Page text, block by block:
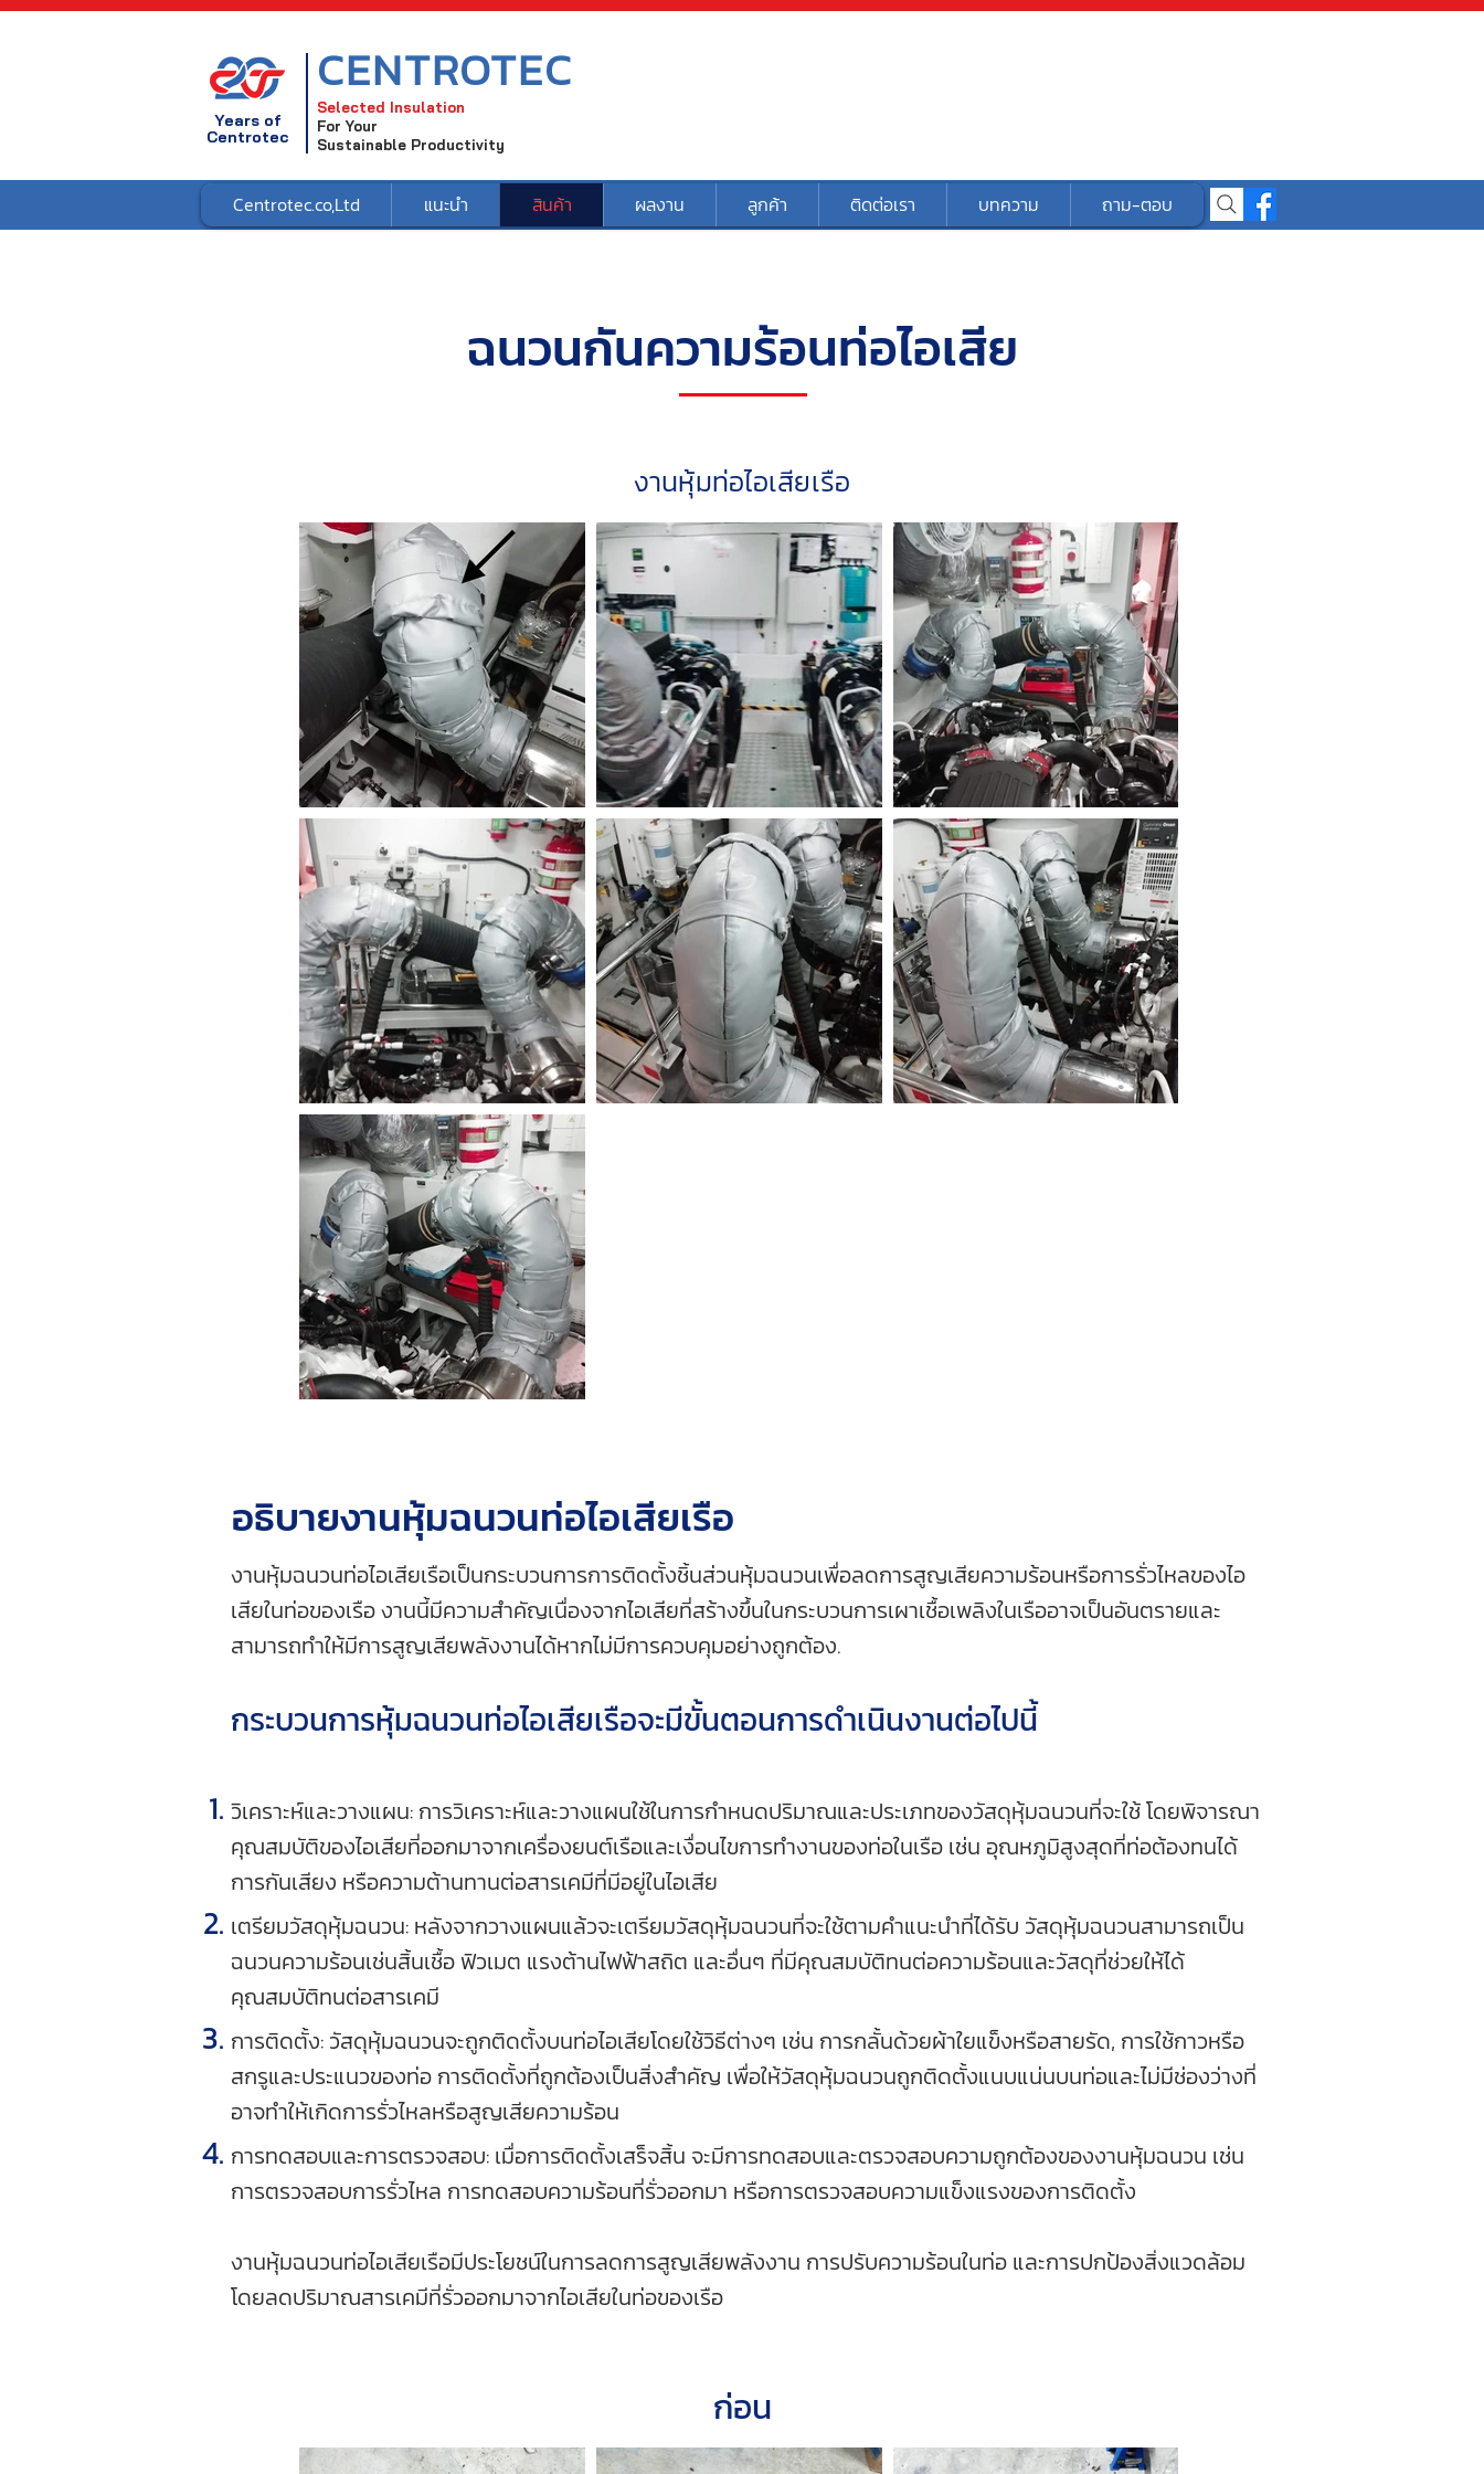
Years of
Centrotec
CENTROTEC
Selected Insulation
For Your
Sustainable Productivity
Centrotec.co,Ltd แนะนำ สินค้า ผลงาน ลูกค้า ติดต่อเรา บทความ ถาม-ตอบ
ฉนวนกันความร้อนท่อไอเสีย
งานหุ้มท่อไอเสียเรือ
อธิบายงานหุ้มฉนวนท่อไอเสียเรือ
งานหุ้มฉนวนท่อไอเสียเรือเป็นกระบวนการการติดตั้งชิ้นส่วนหุ้มฉนวนเพื่อลดการสูญเสียความร้อนหรือการรั่วไหลของไอ
เสียในท่อของเรือ งานนี้มีความสำคัญเนื่องจากไอเสียที่สร้างขึ้นในกระบวนการเผาเชื้อเพลิงในเรืออาจเป็นอันตรายและ
สามารถทำให้มีการสูญเสียพลังงานได้หากไม่มีการควบคุมอย่างถูกต้อง.
กระบวนการหุ้มฉนวนท่อไอเสียเรือจะมีขั้นตอนการดำเนินงานต่อไปนี้
วิเคราะห์และวางแผน: การวิเคราะห์และวางแผนใช้ในการกำหนดปริมาณและประเภทของวัสดุหุ้มฉนวนที่จะใช้ โดยพิจารณา
คุณสมบัติของไอเสียที่ออกมาจากเครื่องยนต์เรือและเงื่อนไขการทำงานของท่อในเรือ เช่น อุณหภูมิสูงสุดที่ท่อต้องทนได้
การกันเสียง หรือความต้านทานต่อสารเคมีที่มีอยู่ในไอเสีย
เตรียมวัสดุหุ้มฉนวน: หลังจากวางแผนแล้วจะเตรียมวัสดุหุ้มฉนวนที่จะใช้ตามคำแนะนำที่ได้รับ วัสดุหุ้มฉนวนสามารถเป็น
ฉนวนความร้อนเช่นสิ้นเชื้อ ฟิวเมต แรงต้านไฟฟ้าสถิต และอื่นๆ ที่มีคุณสมบัติทนต่อความร้อนและวัสดุที่ช่วยให้ได้
คุณสมบัติทนต่อสารเคมี
การติดตั้ง: วัสดุหุ้มฉนวนจะถูกติดตั้งบนท่อไอเสียโดยใช้วิธีต่างๆ เช่น การกลั้นด้วยผ้าใยแข็งหรือสายรัด, การใช้กาวหรือ
สกรูและประแนวของท่อ การติดตั้งที่ถูกต้องเป็นสิ่งสำคัญ เพื่อให้วัสดุหุ้มฉนวนถูกติดตั้งแนบแน่นบนท่อและไม่มีช่องว่างที่
อาจทำให้เกิดการรั่วไหลหรือสูญเสียความร้อน
การทดสอบและการตรวจสอบ: เมื่อการติดตั้งเสร็จสิ้น จะมีการทดสอบและตรวจสอบความถูกต้องของงานหุ้มฉนวน เช่น
การตรวจสอบการรั่วไหล การทดสอบความร้อนที่รั่วออกมา หรือการตรวจสอบความแข็งแรงของการติดตั้ง
งานหุ้มฉนวนท่อไอเสียเรือมีประโยชน์ในการลดการสูญเสียพลังงาน การปรับความร้อนในท่อ และการปกป้องสิ่งแวดล้อม
โดยลดปริมาณสารเคมีที่รั่วออกมาจากไอเสียในท่อของเรือ
ก่อน